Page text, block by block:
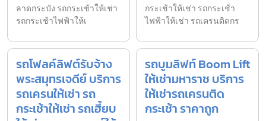
ลาดกระบัง รถกระเช้าให้เช่า
รถกระเช้าไฟฟ้าให้เ
กระเช้าให้เช่า รถกระเช้า
ไฟฟ้าให้เช่า รถเครนติดกร
รถโฟลค์ลิฟต์รับจ้าง
พระสมุทรเจดีย์ บริการ
รถเครนให้เช่า รถ
กระเช้าให้เช่า รถเฮี้ยบ
รถบูมลิฟท์ Boom Lift
ให้เช่ามหาราช บริการ
ให้เช่ารถเครนติด
กระเช้า ราคาถูก